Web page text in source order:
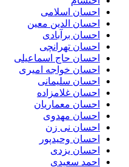
احسان اسلامی
احسان الدین معین
احسان برآبادی
احسان تهرانچی
احسان حاج اسماعیلی
احسان خواجه امیری
احسان سلیمانی
احسان غلامزاده
احسان معماریان
احسان مهدوی
احسان نی زن
احسان وحیدپور
احسان یزدی
احمد سعیدی